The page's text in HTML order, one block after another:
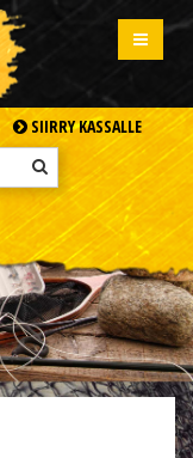
SIIRRY KASSALLE